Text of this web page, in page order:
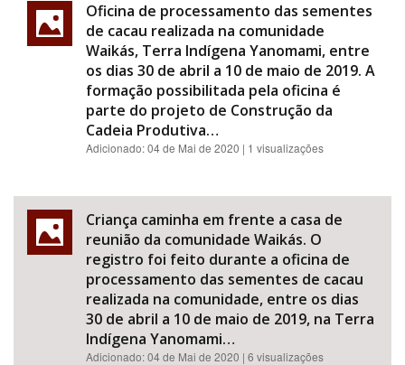
Oficina de processamento das sementes
de cacau realizada na comunidade
Waikás, Terra Indígena Yanomami, entre
os dias 30 de abril a 10 de maio de 2019. A
formação possibilitada pela oficina é
parte do projeto de Construção da
Cadeia Produtiva…
Adicionado:04 de Mai de 2020 | 1 visualizações
Criança caminha em frente a casa de
reunião da comunidade Waikás. O
registro foi feito durante a oficina de
processamento das sementes de cacau
realizada na comunidade, entre os dias
30 de abril a 10 de maio de 2019, na Terra
Indígena Yanomami…
Adicionado:04 de Mai de 2020 | 6 visualizações